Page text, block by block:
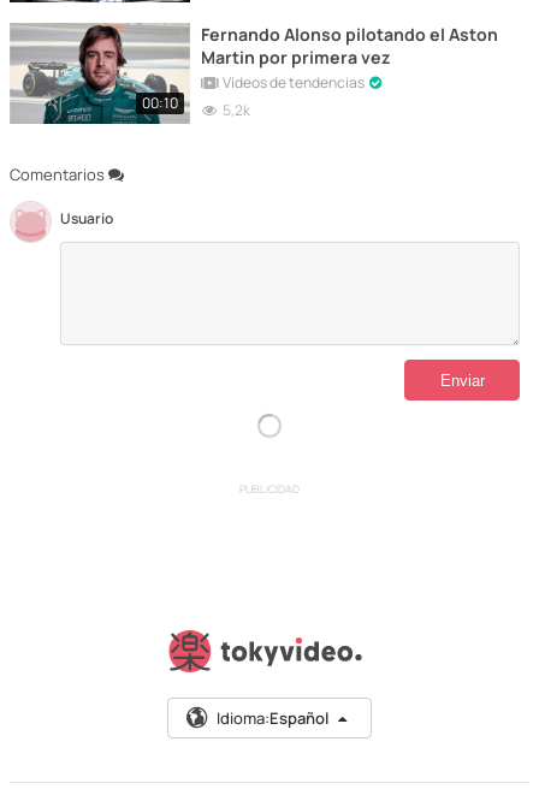
Comentarios
Usuario
00:10
Fernando Alonso pilotando el Aston
Martin por primera vez
Vídeos de tendencias
5,2k
PUBLICIDAD
Idioma:Español